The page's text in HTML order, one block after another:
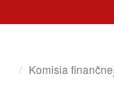
Komisia